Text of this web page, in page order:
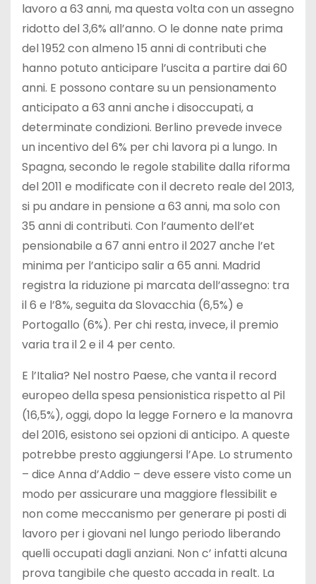
lavoro a 63 anni, ma questa volta con un assegno
ridotto del 3,6% all’anno. O le donne nate prima
del 1952 con almeno 15 anni di contributi che
hanno potuto anticipare l’uscita a partire dai 60
anni. E possono contare su un pensionamento
anticipato a 63 anni anche i disoccupati, a
determinate condizioni. Berlino prevede invece
un incentivo del 6% per chi lavora pi a lungo. In
Spagna, secondo le regole stabilite dalla riforma
del 2011 e modificate con il decreto reale del 2013,
si pu andare in pensione a 63 anni, ma solo con
35 anni di contributi. Con l’aumento dell’et
pensionabile a 67 anni entro il 2027 anche l’et
minima per l’anticipo salir a 65 anni. Madrid
registra la riduzione pi marcata dell’assegno: tra
il 6 e l’8%, seguita da Slovacchia (6,5%) e
Portogallo (6%). Per chi resta, invece, il premio
varia tra il 2 e il 4 per cento.
E l’Italia? Nel nostro Paese, che vanta il record
europeo della spesa pensionistica rispetto al Pil
(16,5%), oggi, dopo la legge Fornero e la manovra
del 2016, esistono sei opzioni di anticipo. A queste
potrebbe presto aggiungersi l’Ape. Lo strumento
– dice Anna d’Addio – deve essere visto come un
modo per assicurare una maggiore flessibilit e
non come meccanismo per generare pi posti di
lavoro per i giovani nel lungo periodo liberando
quelli occupati dagli anziani. Non c’ infatti alcuna
prova tangibile che questo accada in realt. La